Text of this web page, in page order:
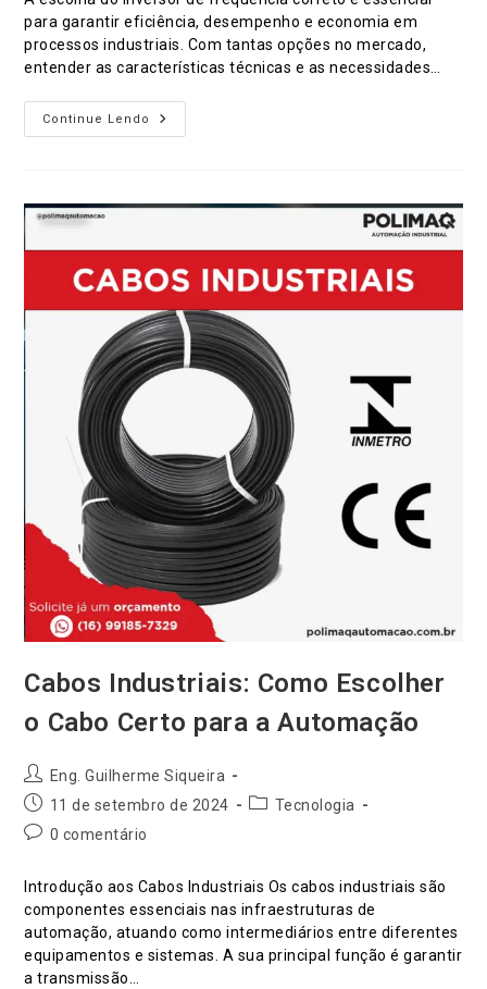
para garantir eficiência, desempenho e economia em
processos industriais. Com tantas opções no mercado,
entender as características técnicas e as necessidades…
Continue Lendo
Como
Escolher
Ideal
Operação
Cabos Industriais: Como Escolher
o Cabo Certo para a Automação
Autor
do
post:
Eng. Guilherme Siqueira
Post
publicado:
11 de setembro de 2024
Categoria
Tecnologia
Comentários
post:
0 comentário
Introdução aos Cabos Industriais Os cabos industriais são
componentes essenciais nas infraestruturas de
automação, atuando como intermediários entre diferentes
equipamentos e sistemas. A sua principal função é garantir
a transmissão…